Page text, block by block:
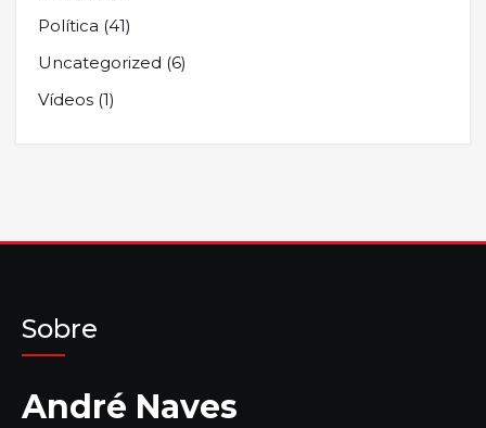
Política (41)
Uncategorized (6)
Vídeos (1)
Sobre
André Naves